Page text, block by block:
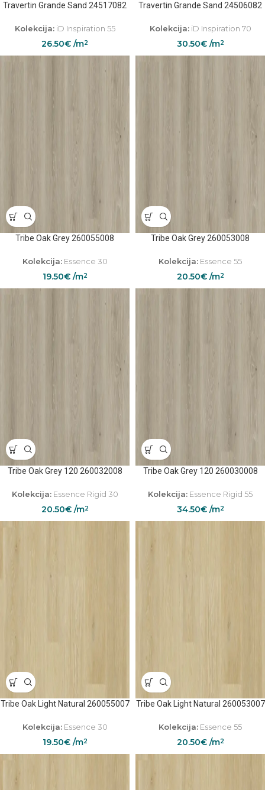
Travertin Grande Sand 24517082
Kolekcija:iD Inspiration 55
26.50€ /m2
Travertin Grande Sand 24506082
Kolekcija:iD Inspiration 70
30.50€/m2
Tribe Oak Grey 260055008
Kolekcija:Essence 30
19.50€/m2
Tribe Oak Grey 260053008
Kolekcija: Essence 55
20.50€/m2
Tribe Oak Grey 120 260032008
Kolekcija:Essence Rigid 30
20.50€/m2
Tribe Oak Grey 120 260030008
Kolekcija: Essence Rigid 55
34.50€/m2
Tribe Oak Light Natural 260055007
Kolekcija:Essence 30
19.50€/m2
Tribe Oak Light Natural 260053007
Kolekcija: Essence 55
20.50€/m2